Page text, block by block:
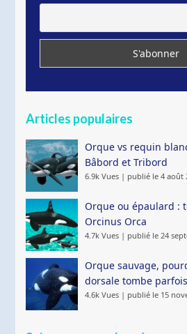
Articles populaires
Orque vs requin
Bâbord et Tribord
6.9k Vues | publié le 4 août
Orque ou épaulard :
Orcinus Orca
4.7k Vues | publié le 24
Orque sauvage,
dorsale tombe parfois
4.6k Vues | publié le 15